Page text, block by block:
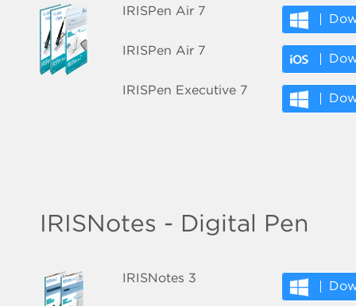
IRISPen Air 7
IRISPen Air 7
IRISPen Executive 7
IRISNotes - Digital Pen
IRISNotes 3